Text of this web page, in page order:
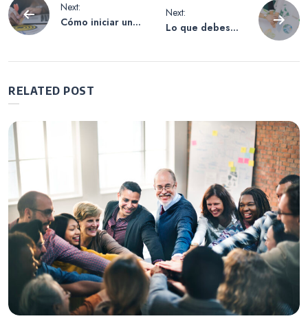
de
entradas
Next:
Cómo iniciar un
Next:
Lo que debes
RELATED POST